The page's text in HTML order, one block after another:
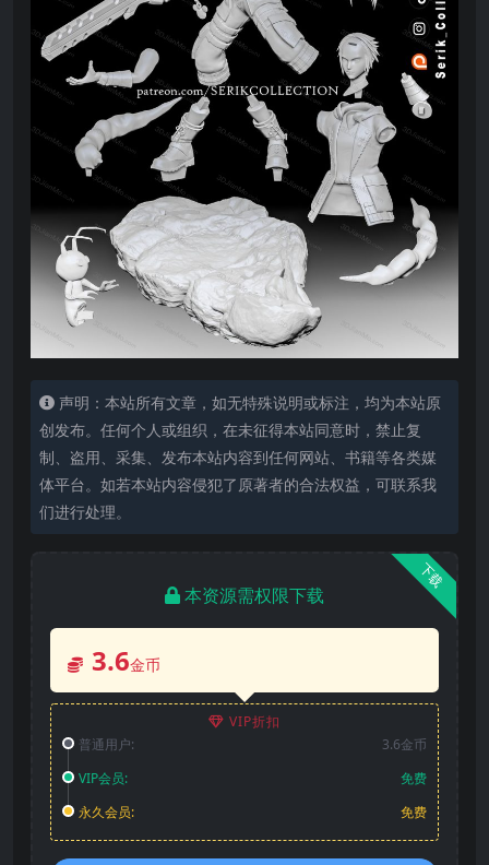
声明：本站所有文章，如无特殊说明或标注，均为本站原
创发布。任何个人或组织，在未征得本站同意时，禁止复
制、盗用、采集、发布本站内容到任何网站、书籍等各类媒
体平台。如若本站内容侵犯了原著者的合法权益，可联系我
们进行处理。
下载
本资源需权限下载
3.6金币
VIP折扣
普通用户:
3.6金币
VIP会员:
免费
永久会员:
免费